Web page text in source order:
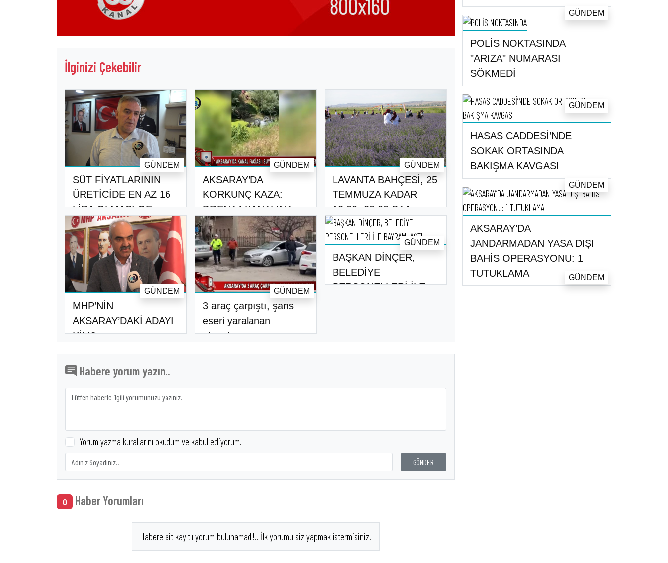
İlginizi Çekebilir
SÜT FİYATLARININ
ÜRETİCİDE EN AZ 16
LİRA OLMASI GE..
GÜNDEM
AKSARAY’DA
KORKUNÇ KAZA:
DRENAJ KANALINA
DÜŞEN ARA..
GÜNDEM
LAVANTA BAHÇESİ, 25
TEMMUZA KADAR
12.00- 20.00 SAA..
GÜNDEM
MHP’NİN
AKSARAY’DAKİ ADAYI
KİM?
GÜNDEM
3 araç çarpıştı, şans
eseri yaralanan
olmadı..
GÜNDEM
BAŞKAN DİNÇER,
BELEDİYE
PERSONELLERİ İLE
GÜNDEM
Habere yorum yazın..
Yorum yazma kurallarını okudum ve kabul ediyorum.
GÖNDER
0 Haber Yorumları
Habere ait kayıtlı yorum bulunamadı!.. İlk yorumu siz yapmak istermisiniz.
GÜNDEM
POLİS NOKTASINDA
"ARIZA" NUMARASI
SÖKMEDİ
GÜNDEM
HASAS CADDESİ’NDE
SOKAK ORTASINDA
BAKIŞMA KAVGASI
GÜNDEM
AKSARAY’DA
JANDARMADAN YASA DIŞI
BAHİS OPERASYONU: 1
TUTUKLAMA
GÜNDEM